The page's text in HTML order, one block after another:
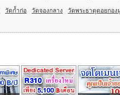
วัดก้ำก่อ วัดจองกลาง วัดพระธาตุดอยกอง